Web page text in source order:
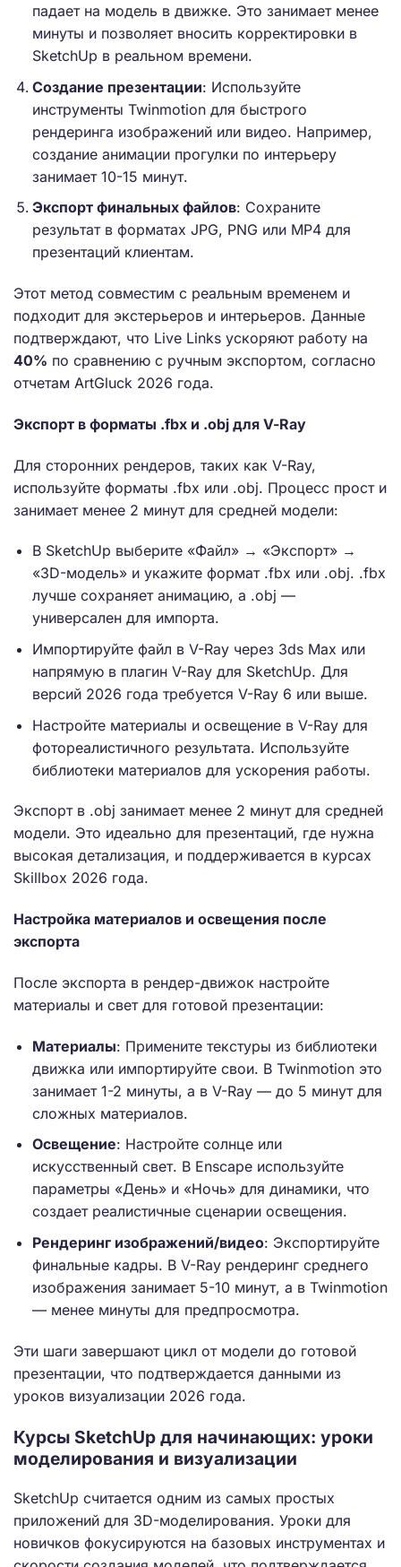
падает на модель в движке. Это занимает менее
минуты и позволяет вносить корректировки в
SketchUp в реальном времени.
Создание презентации: Используйте
инструменты Twinmotion для быстрого
рендеринга изображений или видео. Например,
создание анимации прогулки по интерьеру
занимает 10-15 минут.
Экспорт финальных файлов: Сохраните
результат в форматах JPG, PNG или MP4 для
презентаций клиентам.
Этот метод совместим с реальным временем и
подходит для экстерьеров и интерьеров. Данные
подтверждают, что Live Links ускоряют работу на
40% по сравнению с ручным экспортом, согласно
отчетам ArtGluck 2026 года.
Экспорт в форматы .fbx и .obj для V-Ray
Для сторонних рендеров, таких как V-Ray,
используйте форматы .fbx или .obj. Процесс прост и
занимает менее 2 минут для средней модели:
В SketchUp выберите «Файл» → «Экспорт» →
«3D-модель» и укажите формат .fbx или .obj. .fbx
лучше сохраняет анимацию, а .obj —
универсален для импорта.
Импортируйте файл в V-Ray через 3ds Max или
напрямую в плагин V-Ray для SketchUp. Для
версий 2026 года требуется V-Ray 6 или выше.
Настройте материалы и освещение в V-Ray для
фотореалистичного результата. Используйте
библиотеки материалов для ускорения работы.
Экспорт в .obj занимает менее 2 минут для средней
модели. Это идеально для презентаций, где нужна
высокая детализация, и поддерживается в курсах
Skillbox 2026 года.
Настройка материалов и освещения после
экспорта
После экспорта в рендер-движок настройте
материалы и свет для готовой презентации:
Материалы: Примените текстуры из библиотеки
движка или импортируйте свои. В Twinmotion это
занимает 1-2 минуты, а в V-Ray — до 5 минут для
сложных материалов.
Освещение: Настройте солнце или
искусственный свет. В Enscape используйте
параметры «День» и «Ночь» для динамики, что
создает реалистичные сценарии освещения.
Рендеринг изображений/видео: Экспортируйте
финальные кадры. В V-Ray рендеринг среднего
изображения занимает 5-10 минут, а в Twinmotion
— менее минуты для предпросмотра.
Эти шаги завершают цикл от модели до готовой
презентации, что подтверждается данными из
уроков визуализации 2026 года.
Курсы SketchUp для начинающих: уроки
моделирования и визуализации
SketchUp считается одним из самых простых
приложений для 3D-моделирования. Уроки для
новичков фокусируются на базовых инструментах и